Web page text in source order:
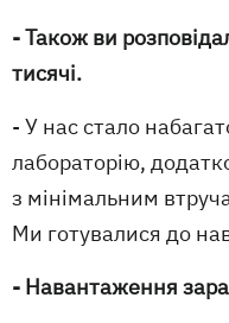
- Також ви
тисячі.
- У нас стало
лабораторію,
з мінімальним
Ми готувалися до
- Навантаження